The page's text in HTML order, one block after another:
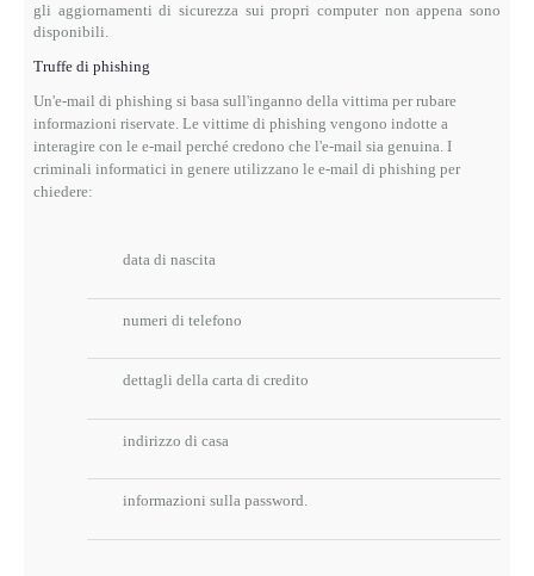
gli aggiornamenti di sicurezza sui propri computer non appena sono
disponibili.
Truffe di phishing
Un'e-mail di phishing si basa sull'inganno della vittima per rubare
informazioni riservate. Le vittime di phishing vengono indotte a
interagire con le e-mail perché credono che l'e-mail sia genuina. I
criminali informatici in genere utilizzano le e-mail di phishing per
chiedere:
data di nascita
numeri di telefono
dettagli della carta di credito
indirizzo di casa
informazioni sulla password.